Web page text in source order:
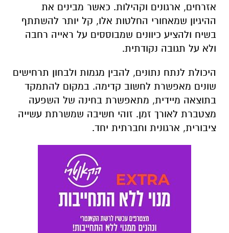
אזרחים, ארגונים וקהילות. כאשר מבינים את
ההיגיון שמאחורי החלטות אלו, קל יותר להשתתף
בשיח ולהציע כיוונים שמבוססים על ראייה רחבה
ולא על תגובה נקודתית.
היכולת לנתח נתונים, להבין מגמות ולבחון תרחישים
שונים מאפשרת לחשוב קדימה. במקום להתמקד
בתוצאה מיידית, מתאפשרת בחינה של השפעה
מצטברת לאורך זמן. זוהי חשיבה שמשרתת עשייה
ציבורית, ארגונית וחברתית יחד.